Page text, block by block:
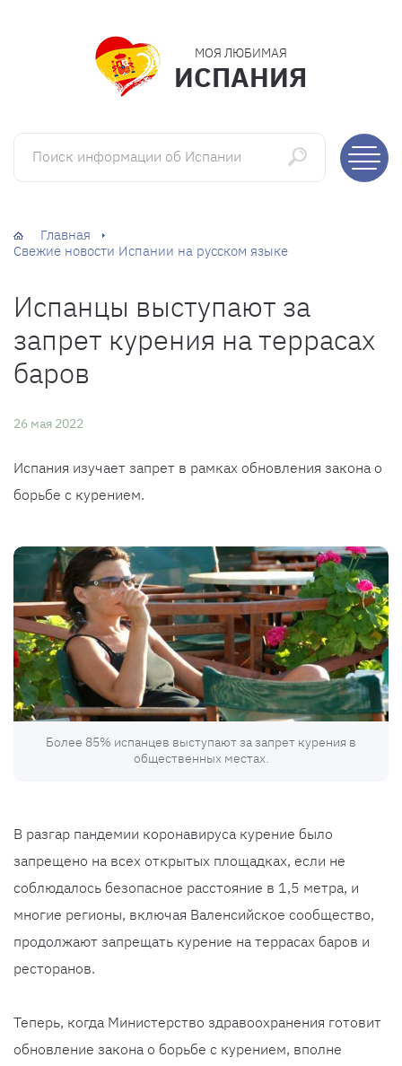
МОЯ ЛЮБИМАЯ
ИСПАНИЯ
Поиск информации об Испании
Главная
Свежие новости Испании на русском языке
Испанцы выступают за
запрет курения на террасах
баров
26 мая 2022
Испания изучает запрет в рамках обновления закона о
борьбе с курением.
Более 85% испанцев выступают за запрет курения в
общественных местах.
В разгар пандемии коронавируса курение было
запрещено на всех открытых площадках, если не
соблюдалось безопасное расстояние в 1,5 метра, и
многие регионы, включая Валенсийское сообщество,
продолжают запрещать курение на террасах баров и
ресторанов.
Теперь, когда Министерство здравоохранения готовит
обновление закона о борьбе с курением, вполне